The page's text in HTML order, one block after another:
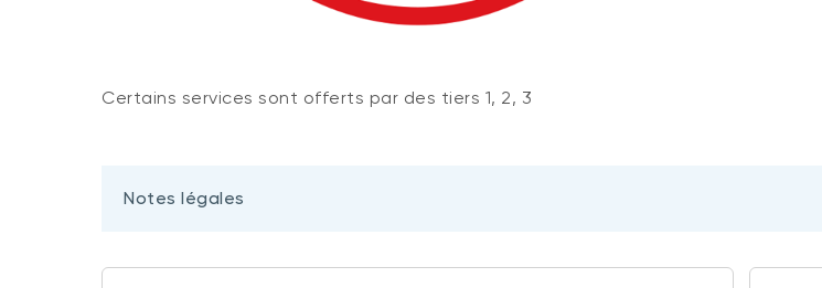
Certains services sont offerts par des tiers 1, 2, 3
Notes légales